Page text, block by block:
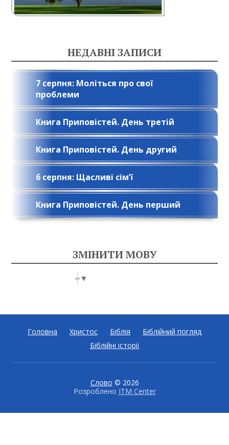
НЕДАВНІ ЗАПИСИ
7 серпня: Моліться про свої
проблеми
Книга Приповістей. День третій
Книга Приповістей. День другий
6 серпня: Щасливі сім’ї
Книга Приповістей. День перший
ЗМІНИТИ МОВУ
Select Language ▼
Головна Христос Біблія
Біблійний погляд
Біблійні історії
Слово © 2026
Розроблено ITM Center